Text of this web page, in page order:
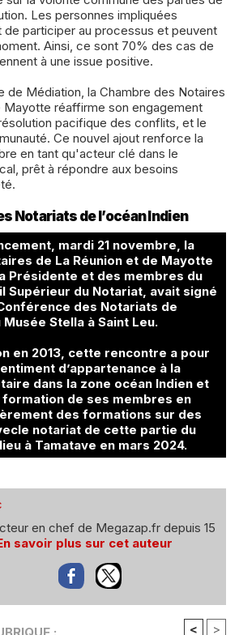
Les personnes impliquées
participer au processus et peuvent
Ainsi, ce sont 70% des cas de
à une issue positive.
de Médiation, la Chambre des Notaires
Mayotte réaffirme son engagement
pacifique des conflits, et le
Ce nouvel ajout renforce la
en tant qu'acteur clé dans le
prêt à répondre aux besoins
Notariats de l’océan Indien
de La Réunion et de Mayotte
Présidente et des membres du
Supérieur du Notariat, avait signé
des Notariats de
Musée Stella à Saint Leu.
en 2013, cette rencontre a pour
d’appartenance à la
dans la zone océan Indien et
de ses membres en
des formations sur des
notariat de cette partie du
à Tamatave en mars 2024.
en chef de Megazap.fr depuis 15
savoir plus sur cet auteur
< >